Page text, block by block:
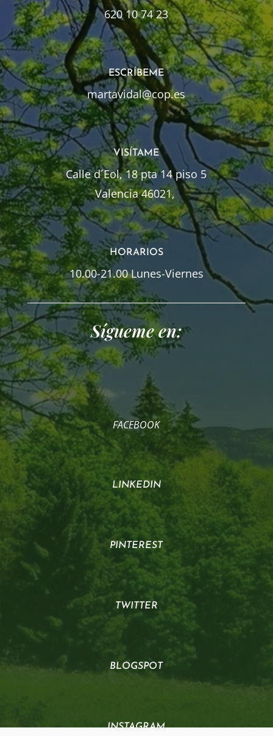
620 10 74 23
ESCRÍBEME
martavidal@cop.es
VISÍTAME
Calle d´Eol, 18 pta 14 piso 5
Valencia 46021,
HORARIOS
10.00-21.00 Lunes-Viernes
Sígueme en:
FACEBOOK
LINKEDIN
PINTEREST
TWITTER
BLOGSPOT
INSTAGRAM